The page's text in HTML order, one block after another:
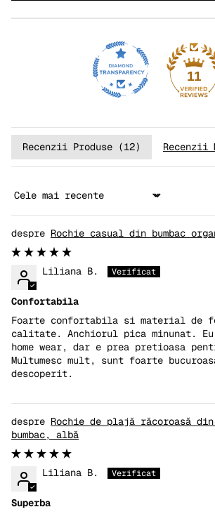
11
Recenzii Produse (12) Recenzii
Sort by
Rochie casual din bumbac
Liliana B.
Confortabila
Foarte confortabila si material de
calitate. Anchiorul pica minunat.
home wear, dar e prea pretioasa
Multumesc mult, sunt foarte
descoperit.
Rochie de plajă răcoroasă din
bumbac, albă
Liliana B.
Superba